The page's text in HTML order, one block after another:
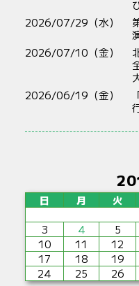
2026/07/29（水）
2026/07/10（金）
2026/06/19（金）
日 月 火
3
4 5
10
11 12
17
18 19
24
25 26